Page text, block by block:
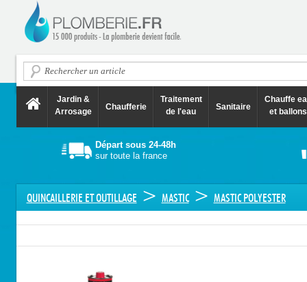
Jardin &
Arrosage
Chaufferie
Traitement
de l'eau
Sanitaire
Chauffe
et ballons
Départ sous 24-48h
sur toute la france
QUINCAILLERIE ET OUTILLAGE > MASTIC > MASTIC POLYESTER